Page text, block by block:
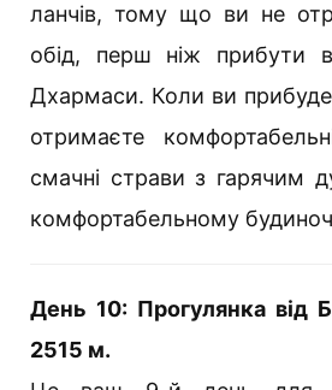
ланчів, тому що ви не
обід, перш ніж прибути в
Дхармаси. Коли ви
отримаєте
смачні страви з гарячим
комфортабельному
День 10: Прогулянка від
2515 м.